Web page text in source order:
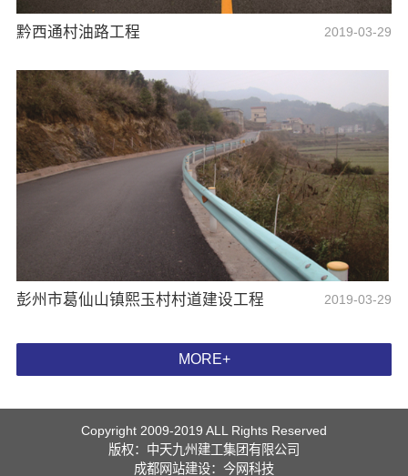
黔西通村油路工程 2019-03-29
彭州市葛仙山镇熙玉村村道建设工程 2019-03-29
MORE+
Copyright 2009-2019 ALL Rights Reserved
版权：中天九州建工集团有限公司
成都网站建设： 今网科技